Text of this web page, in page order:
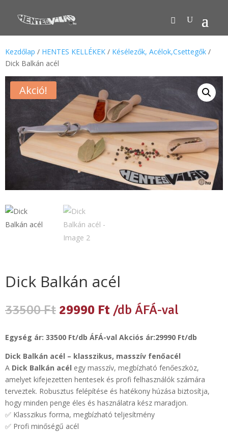
Kezdőlap / HENTES KELLÉKEK / Késélezők, Acélok,Csettegők /
Dick Balkán acél
Akció!
Dick Balkán acél
33500Ft Original
was:
33500 Ft.
29990 Ft Current
price
is:
29990 Ft.
/db ÁFÁ-val
Egység ár: 33500 Ft/db ÁFÁ-val Akciós ár:29990 Ft/db
Dick Balkán acél – klasszikus, masszív fenőacél
A Dick Balkán acél egy masszív, megbízható fenőeszköz,
amelyet kifejezetten hentesek és profi felhasználók számára
terveztek. Robusztus felépítése és hatékony húzása biztosítja,
hogy minden penge éles és használatra kész maradjon.
✅ Klasszikus forma, megbízható teljesítmény
✅ Profi minőségű acél